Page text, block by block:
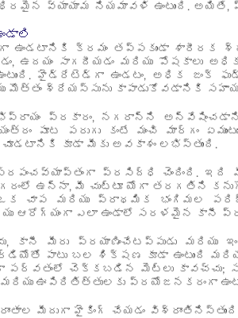
వ్యాయామ నియమావళి ఉంటుంది.
ఉండటానికి క్రమం తప్పకుండా శారీరక
ఉదయం సాగదీయడం మరియు పోషకాలు
హైడ్రేటెడ్‌గా ఉండటం, అధిక జంక్
శ్రేయస్సును కాపాడుకోవడానికి
ప్రకారం, నగరాన్ని
పూట పరుగు కంటే మంచి మార్గం
కూడా మీకు అవకాశం లభిస్తుంది.
ప్రసిద్ధి చెందింది. ఇది మీ
ఉన్నా, మీ చుట్టూ యోగా తరగతిని
చాప మరియు ప్రాథమిక భంగిమల
ఆరోగ్యంగా ఎలా ఉండాలో సరళమైన కానీ
కానీ మీరు ప్రయాణించేటప్పుడు మరియు
పాటు బల శిక్షణ కూడా ఉంటుంది
పర్వతంలో చెక్కబడిన మెట్లు
మరియు ఊపిరితిత్తులకు ప్రయోజనకరంగా
మీదుగా హైకింగ్ చేయడం